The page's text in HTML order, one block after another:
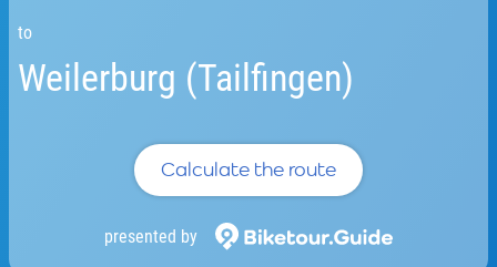
to
Weilerburg (Tailfingen)
Calculate the route
presented by